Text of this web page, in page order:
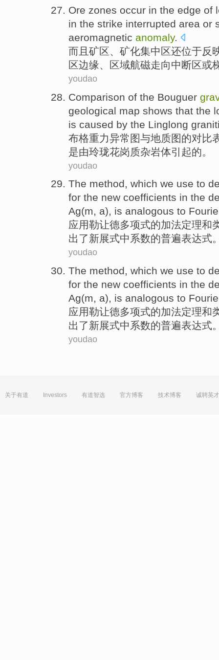
Ore zones occur in the edge of
in the strike interrupted area or
aeromagnetic anomaly.
而且矿区、 矿化集中区还位于反
区边缘、 区域航磁走向中断区或
youdao
Comparison of the Bouguer
geological map shows that the
is caused by the Linglong
布格重力异常图与地质图的对比
是由玲珑花岗 质杂岩体引起的。
youdao
The method, which we use to
for the new coefficients in the
Ag(m, a), is analogous to
应用勒让德多项式的加法定理和
出了新展式中系数的普遍表达式
youdao
The method, which we use to
for the new coefficients in the
Ag(m, a), is analogous to
应用勒让德多项式的加法定理和
出了新展式中系数的普遍表达式
youdao
关于有道 Investors 有道智选 官方博客 技术博客 诚聘英才